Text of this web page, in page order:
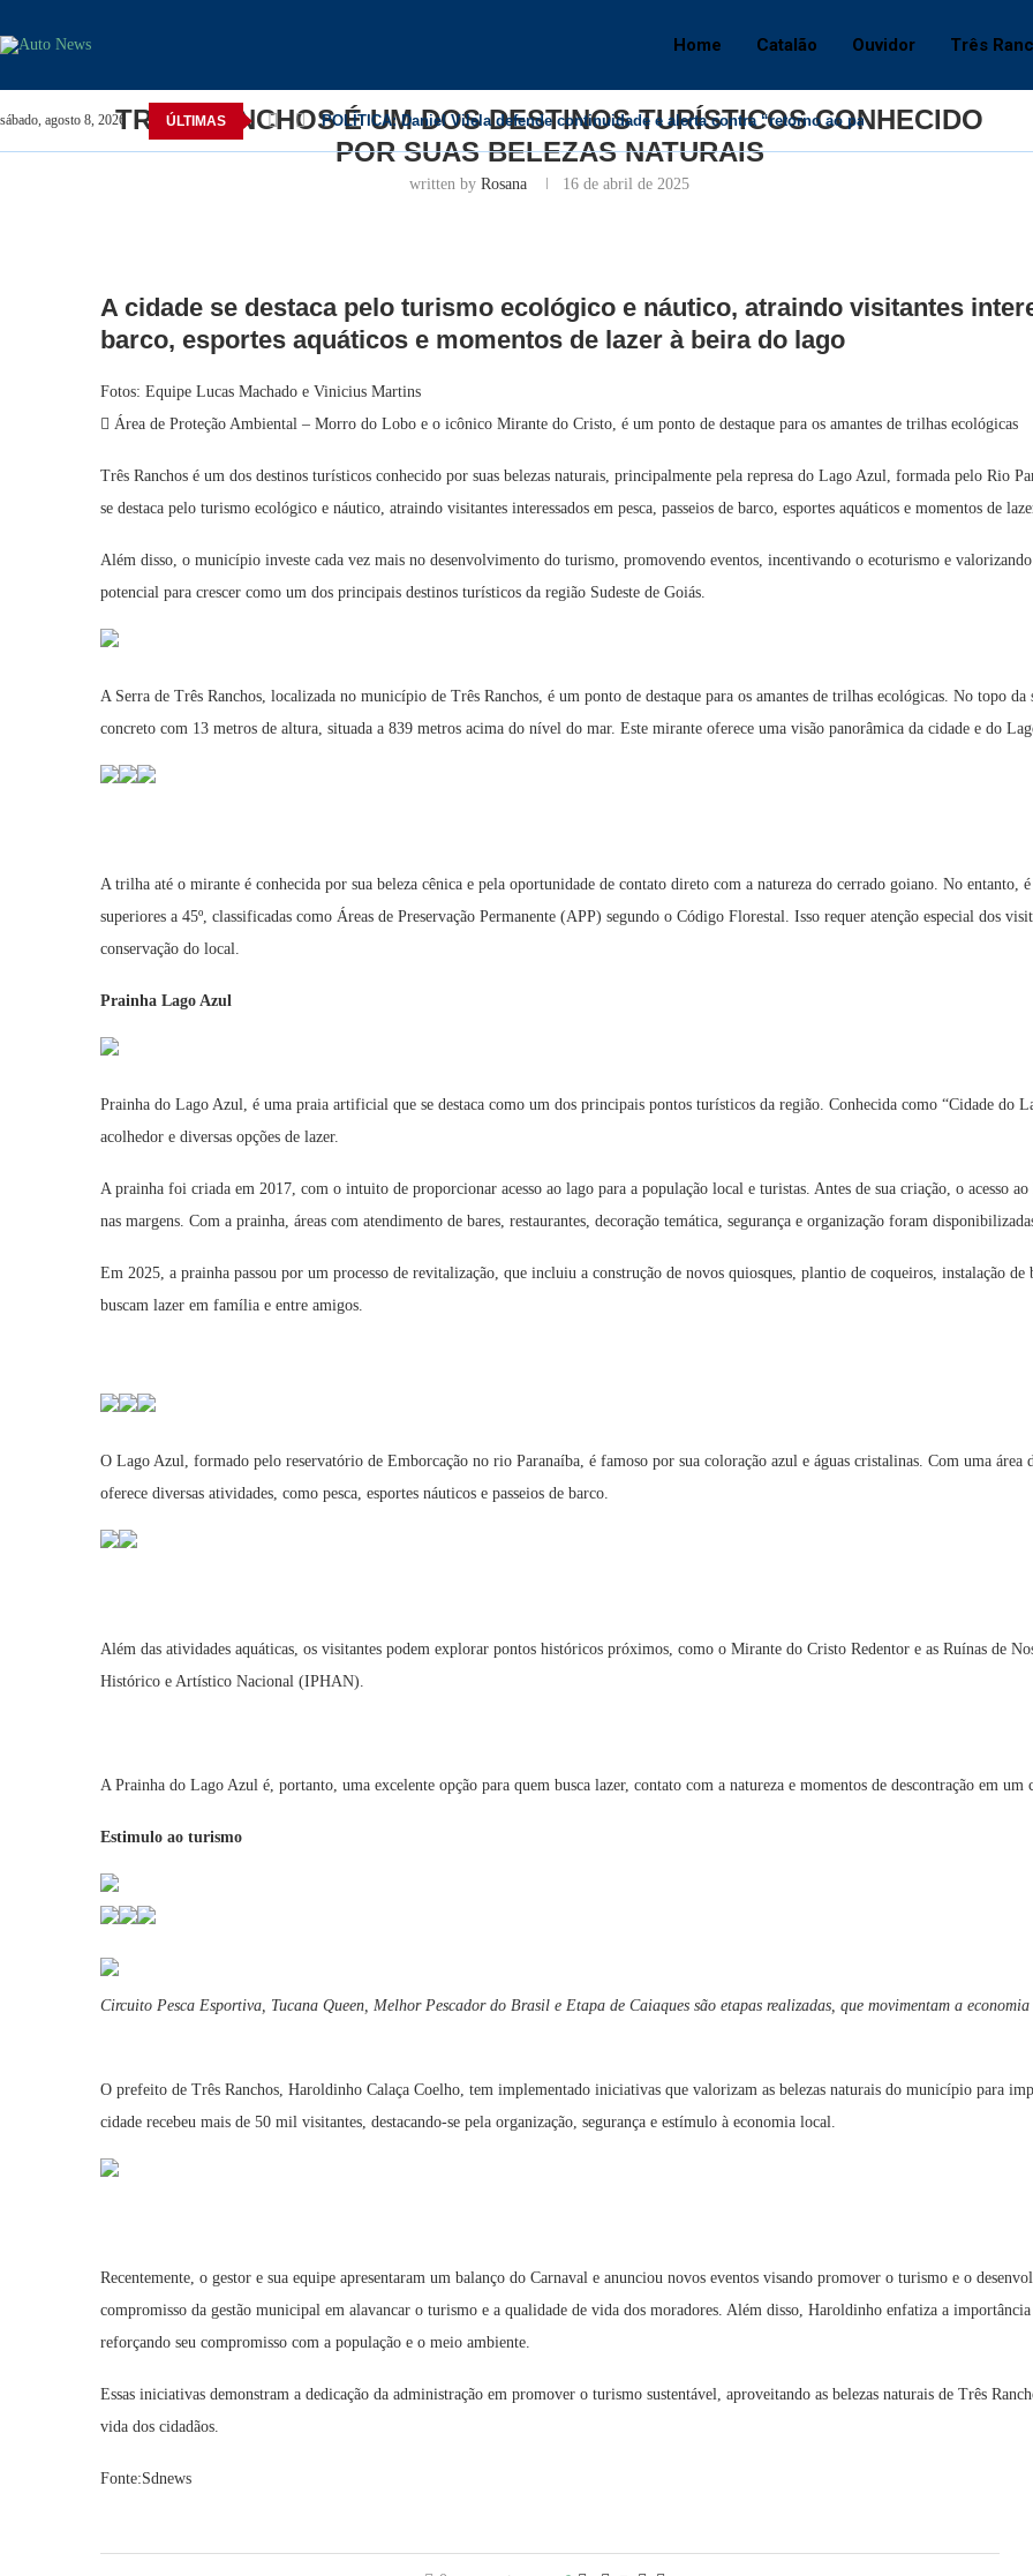
Home Catalão Ouvidor Três
sábado, agosto 8, 2026 ÚLTIMAS POLÍTICA: Daniel Vilela defende continuidade e alerta contra “retorno ao passado”
Três Ranchos é um dos destinos turísticos conhecido por suas belezas naturais
TRÊS RANCHOS É UM DOS DESTINOS TURÍSTICOS CONHECIDO
POR SUAS BELEZAS NATURAIS
written byRosana 16 de abril de 2025
A cidade se destaca pelo turismo ecológico e náutico, atraindo visitantes
barco, esportes aquáticos e momentos de lazer à beira do lago
Fotos: Equipe Lucas Machado e Vinicius Martins
Área de Proteção Ambiental – Morro do Lobo e o icônico Mirante do Cristo, é um ponto de destaque para os amantes de trilhas ecológicas
Três Ranchos é um dos destinos turísticos conhecido por suas belezas naturais, principalmente pela represa do Lago Azul, formada pelo Rio
se destaca pelo turismo ecológico e náutico, atraindo visitantes interessados em pesca, passeios de barco, esportes aquáticos e momentos de
Além disso, o município investe cada vez mais no desenvolvimento do turismo, promovendo eventos, incentivando o ecoturismo e
potencial para crescer como um dos principais destinos turísticos da região Sudeste de Goiás.
A Serra de Três Ranchos, localizada no município de Três Ranchos, é um ponto de destaque para os amantes de trilhas ecológicas. No topo da
concreto com 13 metros de altura, situada a 839 metros acima do nível do mar. Este mirante oferece uma visão panorâmica da cidade e do
A trilha até o mirante é conhecida por sua beleza cênica e pela oportunidade de contato direto com a natureza do cerrado goiano. No entanto, é
superiores a 45º, classificadas como Áreas de Preservação Permanente (APP) segundo o Código Florestal. Isso requer atenção especial dos
conservação do local.
Prainha Lago Azul
Prainha do Lago Azul, é uma praia artificial que se destaca como um dos principais pontos turísticos da região. Conhecida como “Cidade do
acolhedor e diversas opções de lazer.
A prainha foi criada em 2017, com o intuito de proporcionar acesso ao lago para a população local e turistas. Antes de sua criação, o acesso
nas margens. Com a prainha, áreas com atendimento de bares, restaurantes, decoração temática, segurança e organização foram
Em 2025, a prainha passou por um processo de revitalização, que incluiu a construção de novos quiosques, plantio de coqueiros, instalação de
buscam lazer em família e entre amigos.
O Lago Azul, formado pelo reservatório de Emborcação no rio Paranaíba, é famoso por sua coloração azul e águas cristalinas. Com uma área
oferece diversas atividades, como pesca, esportes náuticos e passeios de barco.
Além das atividades aquáticas, os visitantes podem explorar pontos históricos próximos, como o Mirante do Cristo Redentor e as Ruínas de
Histórico e Artístico Nacional (IPHAN).
A Prainha do Lago Azul é, portanto, uma excelente opção para quem busca lazer, contato com a natureza e momentos de descontração em um
Estimulo ao turismo
Circuito Pesca Esportiva, Tucana Queen, Melhor Pescador do Brasil e Etapa de Caiaques são etapas realizadas, que movimentam a economia
O prefeito de Três Ranchos, Haroldinho Calaça Coelho, tem implementado iniciativas que valorizam as belezas naturais do município para
cidade recebeu mais de 50 mil visitantes, destacando-se pela organização, segurança e estímulo à economia local.
Recentemente, o gestor e sua equipe apresentaram um balanço do Carnaval e anunciou novos eventos visando promover o turismo e o
compromisso da gestão municipal em alavancar o turismo e a qualidade de vida dos moradores. Além disso, Haroldinho enfatiza a importância
reforçando seu compromisso com a população e o meio ambiente.
Essas iniciativas demonstram a dedicação da administração em promover o turismo sustentável, aproveitando as belezas naturais de Três
vida dos cidadãos.
Fonte:Sdnews